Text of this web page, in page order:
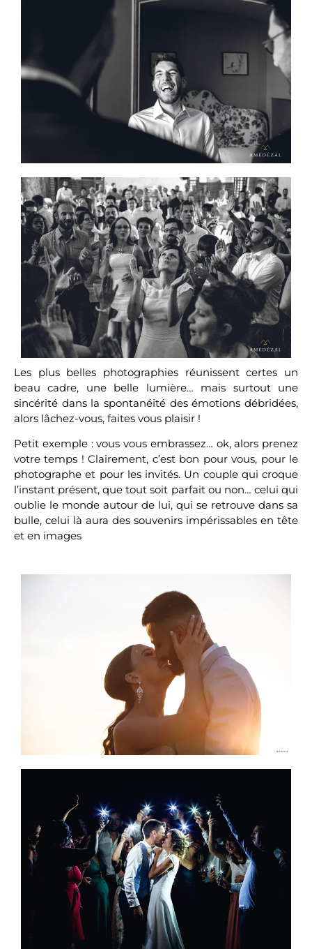
Les plus belles photographies réunissent certes un
beau cadre, une belle lumière… mais surtout une
sincérité dans la spontanéité des émotions débridées,
alors lâchez-vous, faites vous plaisir !
Petit exemple : vous vous embrassez… ok, alors prenez
votre temps ! Clairement, c’est bon pour vous, pour le
photographe et pour les invités. Un couple qui croque
l’instant présent, que tout soit parfait ou non… celui qui
oublie le monde autour de lui, qui se retrouve dans sa
bulle, celui là aura des souvenirs impérissables en tête
et en images